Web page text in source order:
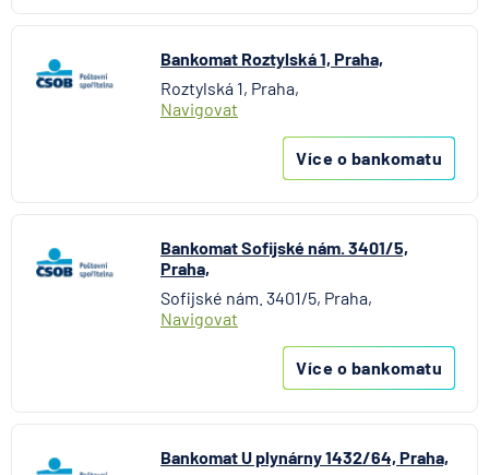
Bankomat Roztylská 1, Praha,
Roztylská 1, Praha,
Navigovat
Více o bankomatu
Bankomat Sofijské nám. 3401/5,
Praha,
Sofijské nám. 3401/5, Praha,
Navigovat
Více o bankomatu
Bankomat U plynárny 1432/64, Praha,